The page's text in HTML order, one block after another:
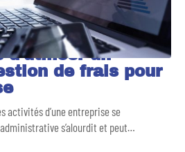
d’utiliser un
de frais pour
activités d’une entreprise se
s’alourdit et peut…